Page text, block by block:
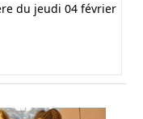
du jeudi 04 février